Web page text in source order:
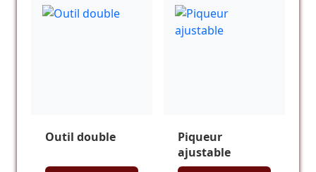
Outil double
Piqueur
ajustable